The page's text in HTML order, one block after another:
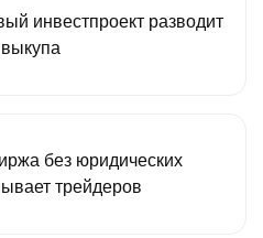
инвестпроект разводит
без юридических
трейдеров